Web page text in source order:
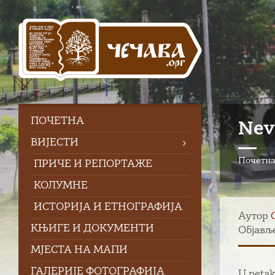
Skip
content
Skip
left
sidebar
Skip
footer
Почетна
Аутор
ПOЧЕТНА
ВИЈЕСТИ
ПРИЧЕ И РЕПОРТАЖЕ
КОЛУМНЕ
ИСТОРИЈА И ЕТНОГРАФИЈА
КЊИГЕ И ДОКУМЕНТИ
МЈЕСТА НА МАПИ
ГАЛЕРИЈЕ ФОТОГРАФИЈА